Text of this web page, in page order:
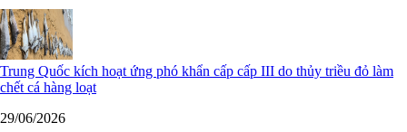
Trung Quốc kích hoạt ứng phó khẩn cấp cấp III do thủy triều đỏ làm
chết cá hàng loạt
29/06/2026